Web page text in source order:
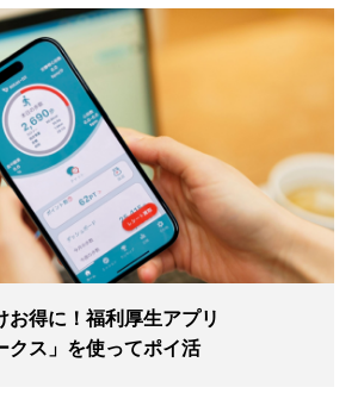
お得に！福利厚生アプリ
クス」を使ってポイ活